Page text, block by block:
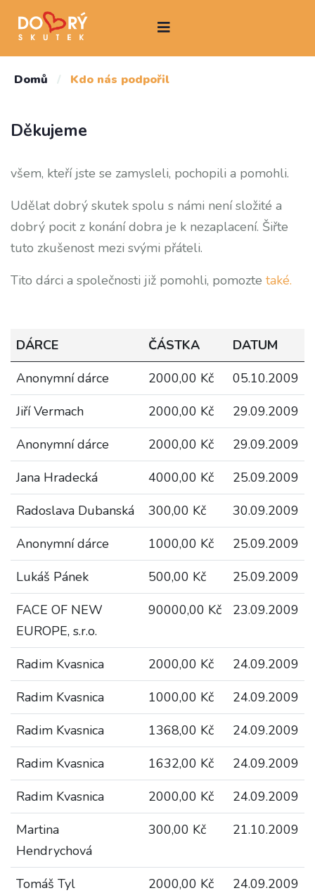
Domů / Kdo nás podpořil
Děkujeme
všem, kteří jste se zamysleli, pochopili a pomohli.
Udělat dobrý skutek spolu s námi není složité a
dobrý pocit z konání dobra je k nezaplacení. Šiřte
tuto zkušenost mezi svými přáteli.
Tito dárci a společnosti již pomohli, pomozte také.
DÁRCE ČÁSTKA
DATUM
Anonymní dárce
2000,00 Kč
05.10.2009
Jiří Vermach
2000,00 Kč
29.09.2009
Anonymní dárce
2000,00 Kč
29.09.2009
Jana Hradecká
4000,00 Kč
25.09.2009
Radoslava Dubanská
300,00 Kč
30.09.2009
Anonymní dárce
1000,00 Kč
25.09.2009
Lukáš Pánek
500,00 Kč
25.09.2009
FACE OF NEW
EUROPE, s.r.o.
90000,00 Kč 23.09.2009
Radim Kvasnica 2000,00 Kč
24.09.2009
Radim Kvasnica
1000,00 Kč
24.09.2009
Radim Kvasnica
1368,00 Kč
24.09.2009
Radim Kvasnica
1632,00 Kč
24.09.2009
Radim Kvasnica
2000,00 Kč
24.09.2009
Martina
Hendrychová
300,00 Kč 21.10.2009
Tomáš Tyl 2000,00 Kč
24.09.2009